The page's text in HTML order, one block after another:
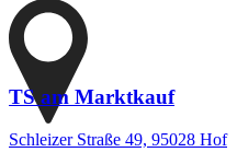
TS am Marktkauf
Schleizer Straße 49, 95028 Hof